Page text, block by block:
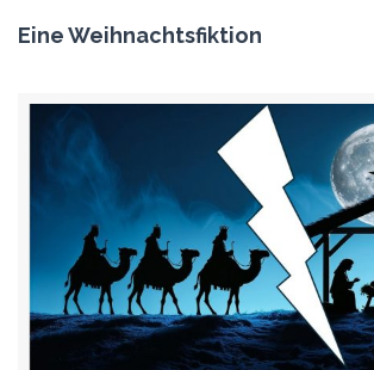
Eine Weihnachtsfiktion